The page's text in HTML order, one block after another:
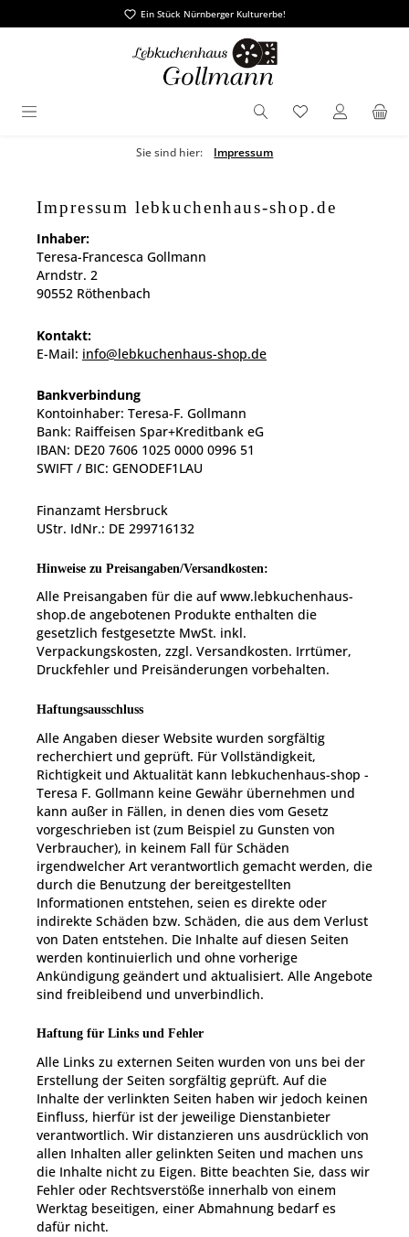
Ein Stück Nürnberger Kulturerbe!
Du hast 0
Sie sind hier: Impressum
Impressum lebkuchenhaus-shop.de
Inhaber:
Teresa-Francesca Gollmann
Arndstr. 2
90552 Röthenbach
Kontakt:
E-Mail: info@lebkuchenhaus-shop.de
Bankverbindung
Kontoinhaber: Teresa-F. Gollmann
Bank: Raiffeisen Spar+Kreditbank eG
IBAN: DE20 7606 1025 0000 0996 51
SWIFT / BIC: GENODEF1LAU
Finanzamt Hersbruck
UStr. IdNr.: DE 299716132
Hinweise zu Preisangaben/Versandkosten:
Alle Preisangaben für die auf www.lebkuchenhaus-
shop.de angebotenen Produkte enthalten die
gesetzlich festgesetzte MwSt. inkl.
Verpackungskosten, zzgl. Versandkosten. Irrtümer,
Druckfehler und Preisänderungen vorbehalten.
Haftungsausschluss
Alle Angaben dieser Website wurden sorgfältig
recherchiert und geprüft. Für Vollständigkeit,
Richtigkeit und Aktualität kann lebkuchenhaus-shop -
Teresa F. Gollmann keine Gewähr übernehmen und
kann außer in Fällen, in denen dies vom Gesetz
vorgeschrieben ist (zum Beispiel zu Gunsten von
Verbraucher), in keinem Fall für Schäden
irgendwelcher Art verantwortlich gemacht werden, die
durch die Benutzung der bereitgestellten
Informationen entstehen, seien es direkte oder
indirekte Schäden bzw. Schäden, die aus dem Verlust
von Daten entstehen. Die Inhalte auf diesen Seiten
werden kontinuierlich und ohne vorherige
Ankündigung geändert und aktualisiert. Alle Angebote
sind freibleibend und unverbindlich.
Haftung für Links und Fehler
Alle Links zu externen Seiten wurden von uns bei der
Erstellung der Seiten sorgfältig geprüft. Auf die
Inhalte der verlinkten Seiten haben wir jedoch keinen
Einfluss, hierfür ist der jeweilige Dienstanbieter
verantwortlich. Wir distanzieren uns ausdrücklich von
allen Inhalten aller gelinkten Seiten und machen uns
die Inhalte nicht zu Eigen. Bitte beachten Sie, dass wir
Fehler oder Rechtsverstöße innerhalb von einem
Werktag beseitigen, einer Abmahnung bedarf es
dafür nicht.